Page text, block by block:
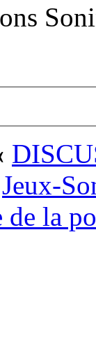
Jeux-
la